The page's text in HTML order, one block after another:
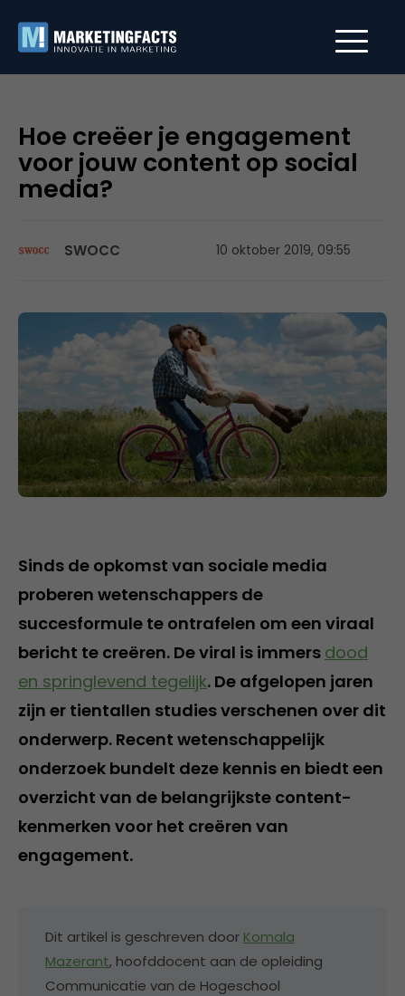
Hoe creëer je engagement
voor jouw content op social
media?
SWOCC 10 oktober 2019, 09:55
Sinds de opkomst van sociale media
proberen wetenschappers de
succesformule te ontrafelen om een viraal
bericht te creëren. De viral is immers dood
en springlevend tegelijk. De afgelopen jaren
zijn er tientallen studies verschenen over dit
onderwerp. Recent wetenschappelijk
onderzoek bundelt deze kennis en biedt een
overzicht van de belangrijkste content-
kenmerken voor het creëren van
engagement.
Dit artikel is geschreven door Komala
Mazerant, hoofddocent aan de opleiding
Communicatie van de Hogeschool